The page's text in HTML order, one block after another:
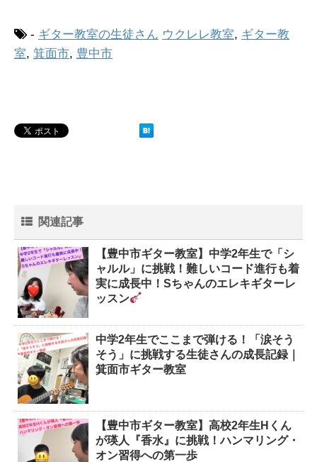
- ギター教室の生徒さん ウクレレ教室, ギター教
室, 箕面市, 豊中市
関連記事
【豊中市ギター教室】中学2年生で「シ
ャルル」に挑戦！難しいコード進行も着
実に成長中！Sちゃんのエレキギターレ
ッスン
中学2年生でここまで弾ける！「涙そう
そう」に挑戦する生徒さんの成長記録｜
箕面市ギター教室
【豊中市ギター教室】高校2年生Hくん
が瑛人『香水』に挑戦！ハンマリング・
オン習得への第一歩